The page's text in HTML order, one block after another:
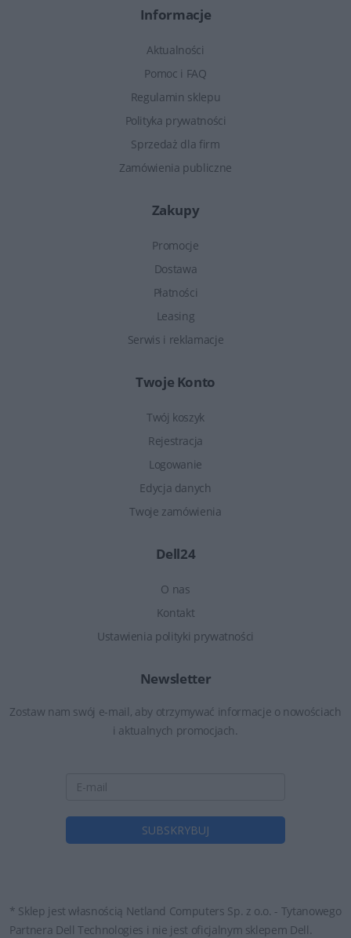
Informacje
Aktualności
Pomoc i FAQ
Regulamin sklepu
Polityka prywatności
Sprzedaż dla firm
Zamówienia publiczne
Zakupy
Promocje
Dostawa
Płatności
Leasing
Serwis i reklamacje
Twoje Konto
Twój koszyk
Rejestracja
Logowanie
Edycja danych
Twoje zamówienia
Dell24
O nas
Kontakt
Ustawienia polityki prywatności
Newsletter
Zostaw nam swój e-mail, aby otrzymywać informacje o nowościach
i aktualnych promocjach.
* Sklep jest własnością Netland Computers Sp. z o.o. - Tytanowego
Partnera Dell Technologies i nie jest oficjalnym sklepem Dell.